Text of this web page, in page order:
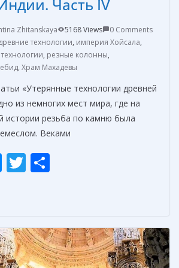
Часть IV
Zhitanskaya 5168 Views
0 Comments
технологии, империя Хойсала,
, резные колонны,
, Храм Махадевы
«Утерянные технологии древней
из немногих мест мира, где на
истории резьба по камню была
Веками
M
n
g
T
а
в